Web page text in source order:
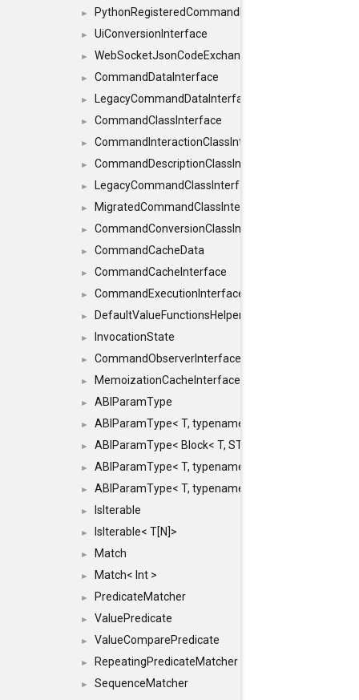
► PythonRegisteredCommandIdsInterface
► UiConversionInterface
► WebSocketJsonCodeExchangerInterface
► CommandDataInterface
► LegacyCommandDataInterface
► CommandClassInterface
► CommandInteractionClassInterface
► CommandDescriptionClassInterface
► LegacyCommandClassInterface
► MigratedCommandClassInterface
► CommandConversionClassInterface
► CommandCacheData
► CommandCacheInterface
► CommandExecutionInterface
► DefaultValueFunctionsHelper< const Result<
► InvocationState
► CommandObserverInterface
► MemoizationCacheInterface
► ABIParamType
► ABIParamType< T, typename std::enable_if<
► ABIParamType< Block< T, STRIDED, MOVE > >
► ABIParamType< T, typename std::enable_if<
► ABIParamType< T, typename std::enable_if<
► IsIterable
► IsIterable< T[N]>
► Match
► Match< Int >
► PredicateMatcher
► ValuePredicate
► ValueComparePredicate
► RepeatingPredicateMatcher
►
SequenceMatcher